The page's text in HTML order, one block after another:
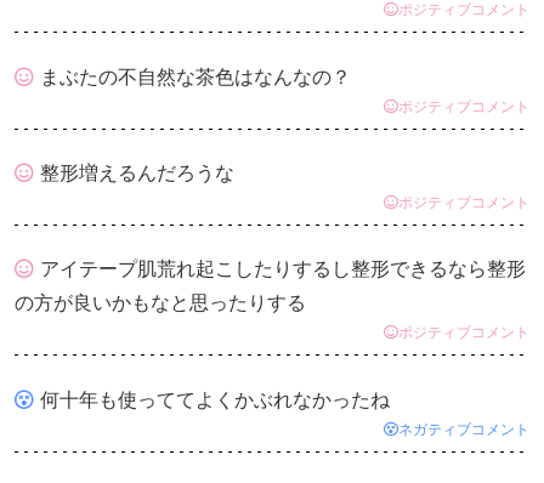
ポジティブコメント
まぶたの不自然な茶色はなんなの？
ポジティブコメント
整形増えるんだろうな
ポジティブコメント
アイテープ肌荒れ起こしたりするし整形できるなら整形
の方が良いかもなと思ったりする
ポジティブコメント
何十年も使っててよくかぶれなかったね
ネガティブコメント